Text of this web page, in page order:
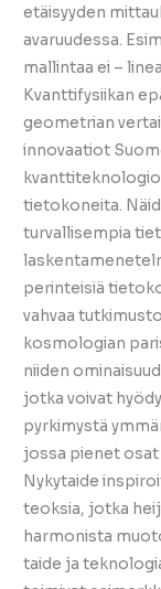
etäisyyden
avaruudessa.
mallintaa ei –
Kvanttifysiikan
geometrian
innovaatiot
tietokoneita.
turvallisempia
perinteisiä
vahvaa
kosmologian
niiden
jotka voivat
pyrkimystä
jossa pienet
Nykytaide
teoksia, jotka
harmonista
taide ja